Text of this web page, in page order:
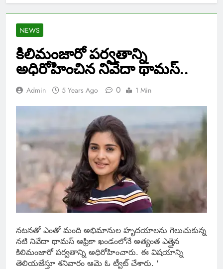
NEWS
కిలిమంజారో పర్వతాన్ని
అధిరోహించిన నివేదా థామస్..
Admin 5 Years Ago 0 1 Min
నటనతో ఎంతో మంది అభిమానుల హృదయాలను గెలుచుకున్న
నటి నివేదా థామస్ ఆఫ్రికా ఖండంలోనే అత్యంత ఎత్తైన
కిలిమంజారో పర్వతాన్ని అధిరోహించారు. ఈ విషయాన్ని
తెలియజేస్తూ శనివారం ఆమె ఓ ట్వీట్‌ చేశారు. ‘